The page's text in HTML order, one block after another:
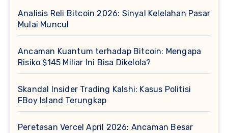
Analisis Reli Bitcoin 2026: Sinyal Kelelahan Pasar
Mulai Muncul
Ancaman Kuantum terhadap Bitcoin: Mengapa
Risiko $145 Miliar Ini Bisa Dikelola?
Skandal Insider Trading Kalshi: Kasus Politisi
FBoy Island Terungkap
Peretasan Vercel April 2026: Ancaman Besar